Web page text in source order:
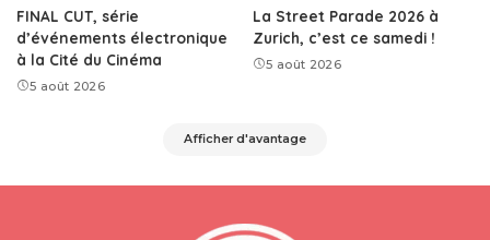
FINAL CUT, série
d’événements électronique
à la Cité du Cinéma
5 août 2026
La Street Parade 2026 à
Zurich, c’est ce samedi !
5 août 2026
Afficher d'avantage